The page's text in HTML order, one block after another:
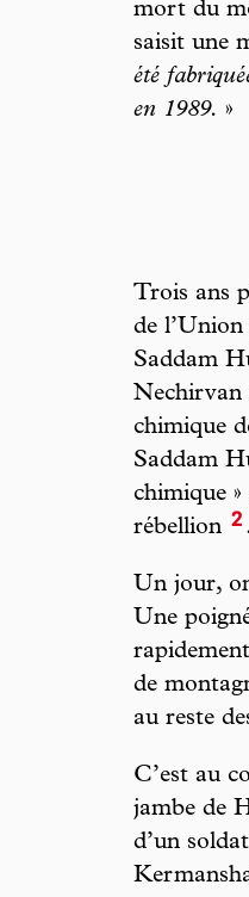
mort du
saisit une
été
en 1989. »
Trois ans
de
Saddam
Nechirvan
chimique
Saddam
chimique
rébellion 2 .
Un jour,
Une
de
au reste
C’est au
jambe de
d’un